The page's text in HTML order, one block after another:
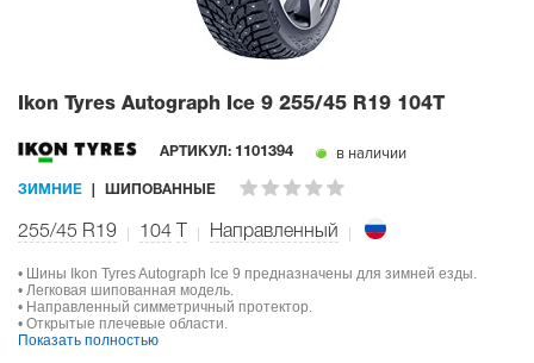
Ikon Tyres Autograph Ice 9 255/45 R19 104T
АРТИКУЛ: 1101394 в наличии
ЗИМНИЕ ШИПОВАННЫЕ
255/45 R19 104 Направленный
• Шины Ikon Tyres Autograph Ice 9 предназначены для зимней езды.
• Легковая шипованная модель.
• Направленный симметричный протектор.
• Открытые плечевые области.
Показать полностью